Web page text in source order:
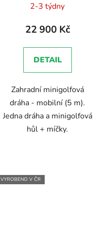
hodnocení
produktu
5,0
z
hvězdiček.
2-3 týdny
22 900 Kč
DETAIL
Zahradní minigolfová
dráha - mobilní (5 m).
Jedna dráha a minigolfová
hůl + míčky.
VYROBENO V ČR